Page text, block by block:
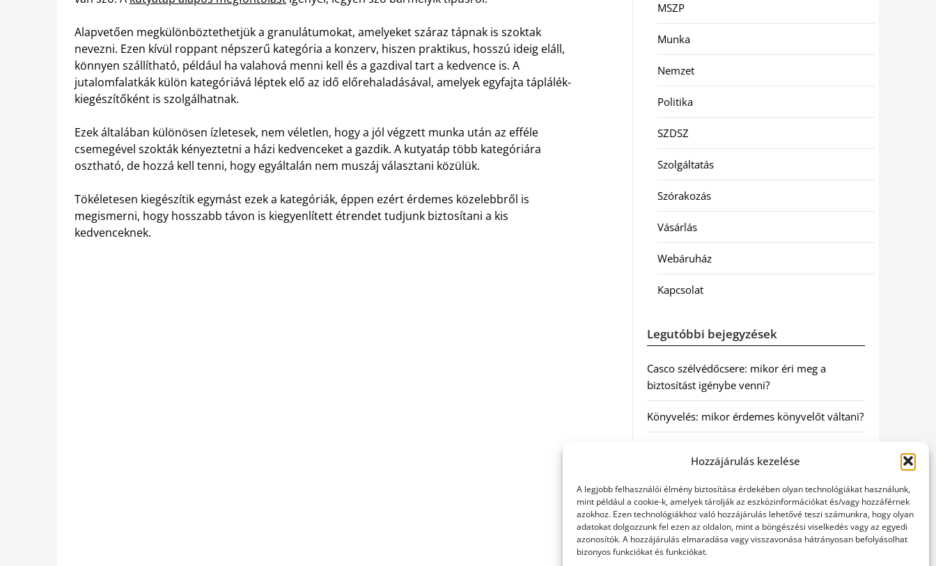
Hozzájárulás kezelése
A legjobb felhasználói élmény biztosítása érdekében olyan technológiákat használunk,
mint például a cookie-k, amelyek tárolják az eszközinformációkat és/vagy hozzáférnek
azokhoz. Ezen technológiákhoz való hozzájárulás lehetővé teszi számunkra, hogy olyan
adatokat dolgozzunk fel ezen az oldalon, mint a böngészési viselkedés vagy az egyedi
azonosítók. A hozzájárulás elmaradása vagy visszavonása hátrányosan befolyásolhat
bizonyos funkciókat és funkciókat.
Alapvetően megkülönböztethetjük a granulátumokat, amelyeket száraz tápnak is szoktak
nevezni. Ezen kívül roppant népszerű kategória a konzerv, hiszen praktikus, hosszú ideig eláll,
könnyen szállítható, például ha valahová menni kell és a gazdival tart a kedvence is. A
jutalomfalatkák külön kategóriává léptek elő az idő előrehaladásával, amelyek egyfajta táplálék-
kiegészítőként is szolgálhatnak.
Ezek általában különösen ízletesek, nem véletlen, hogy a jól végzett munka után az efféle
csemegével szokták kényeztetni a házi kedvenceket a gazdik. A kutyatáp több kategóriára
osztható, de hozzá kell tenni, hogy egyáltalán nem muszáj választani közülük.
Tökéletesen kiegészítik egymást ezek a kategóriák, éppen ezért érdemes közelebbről is
megismerni, hogy hosszabb távon is kiegyenlített étrendet tudjunk biztosítani a kis
kedvenceknek.
MSZP
Munka
Nemzet
Politika
SZDSZ
Szolgáltatás
Szórakozás
Vásárlás
Webáruház
Kapcsolat
Legutóbbi bejegyzések
Casco szélvédőcsere: mikor éri meg a
biztosítást igénybe venni?
Könyvelés: mikor érdemes könyvelőt váltani?
szakszerű jogi háttér a biztonságos
Munkajogi ügyvéd: miért nem érdemes várni
a jogi segítséggel